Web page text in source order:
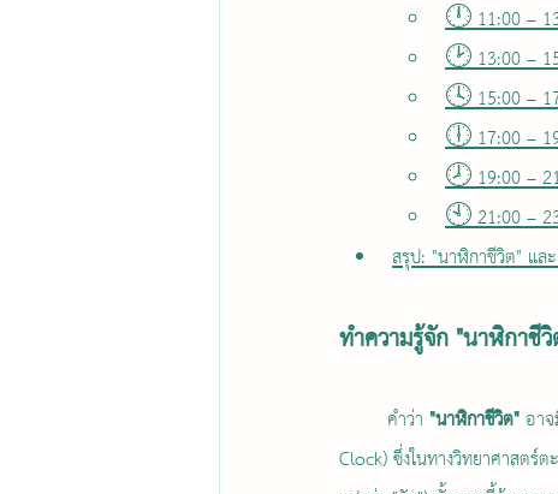
🕛 11:00 –
🕑 13:00 –
🕓 15:00 –
🕕 17:00 –
🕗 19:00 –
🕙 21:00 –
สรุป: "นาฬิกาชีวิต" แ
ทำความรู้จัก "นาฬิกาชี
	คำว่า
"นาฬิกาชีวิต" อา
Clock) ซึ่งในทางวิทยาศาสตร์ต